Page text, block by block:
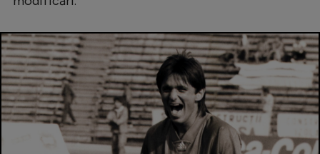
EURO 2024
Stranieri
Clasamente